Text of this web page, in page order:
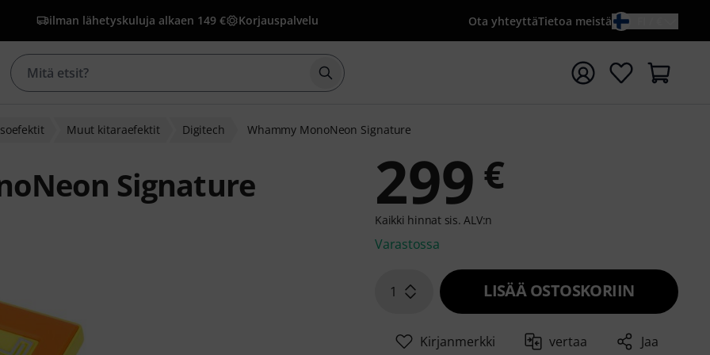
ilman lähetyskuluja alkaen 149 € Korjauspalvelu Ota yhteyttäTietoa meistä
Aloita haku hakusanalla {searchTerm}
Muut kitaraefektit Digitech Whammy MonoNeon Signature
Signature 299 €
Kaikki hinnat sis. ALV:n
Varastossa
1 LISÄÄ OSTOSKORIIN
Kirjanmerkki vertaa Jaa